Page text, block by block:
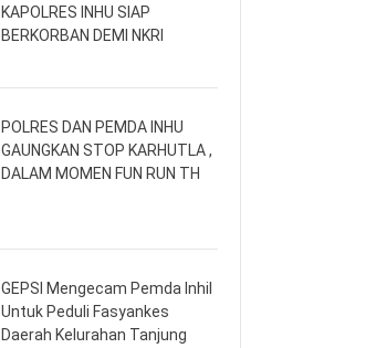
KAPOLRES INHU SIAP
BERKORBAN DEMI NKRI
POLRES DAN PEMDA INHU
GAUNGKAN STOP KARHUTLA ,
DALAM MOMEN FUN RUN TH
GEPSI Mengecam Pemda Inhil
Untuk Peduli Fasyankes
Daerah Kelurahan Tanjung